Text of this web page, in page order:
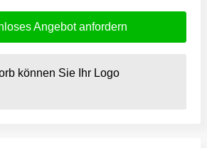
Angebot anfordern
können Sie Ihr Logo